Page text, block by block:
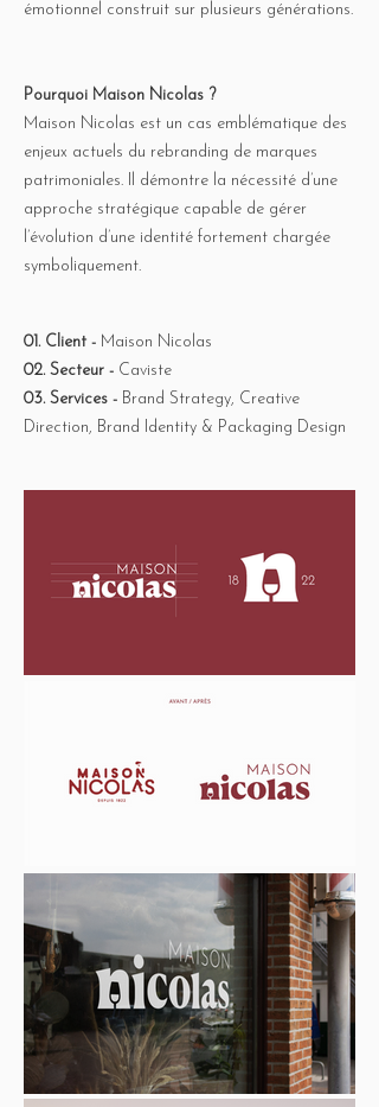
émotionnel construit sur plusieurs générations.
Pourquoi Maison Nicolas ?
Maison Nicolas est un cas emblématique des
enjeux actuels du rebranding de marques
patrimoniales. Il démontre la nécessité d’une
approche stratégique capable de gérer
l’évolution d’une identité fortement chargée
symboliquement.
01. Client - Maison Nicolas
02. Secteur - Caviste
03. Services - Brand Strategy, Creative
Direction, Brand Identity & Packaging Design